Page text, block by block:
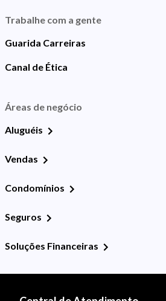
Trabalhe com a gente
Guarida Carreiras
Canal de Ética
Áreas de negócio
Aluguéis
Vendas
Condomínios
Seguros
Soluções Financeiras